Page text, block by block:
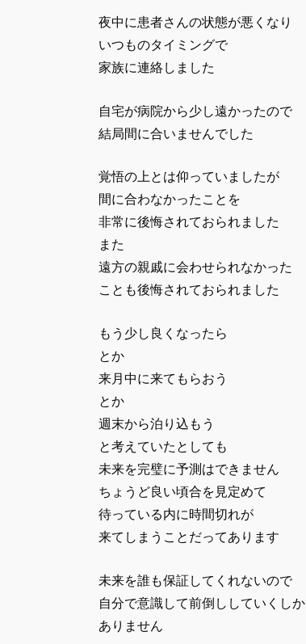
夜中に患者さんの状態が悪くなり
いつものタイミングで
家族に連絡しました
自宅が病院から少し遠かったので
結局間に合いませんでした
覚悟の上とは仰っていましたが
間に合わなかったことを
非常に後悔されておられました
また
遠方の親戚に会わせられなかった
ことも後悔されておられました
もう少し良くなったら
とか
来月中に来てもらおう
とか
週末から泊り込もう
と考えていたとしても
未来を完璧に予測はできません
ちょうど良い頃合を見定めて
待っている内に時間切れが
来てしまうことだってあります
未来を誰も保証してくれないので
自分で意識して前倒ししていくしか
ありません